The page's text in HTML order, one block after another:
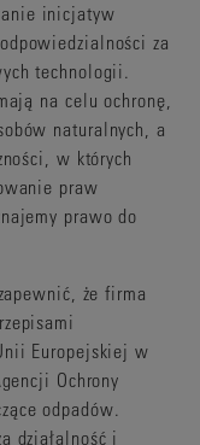
inicjatyw
za
technologii.
na celu ochronę,
naturalnych, a
w których
praw
prawo do
że firma
Europejskiej w
Ochrony
odpadów.
działalność i